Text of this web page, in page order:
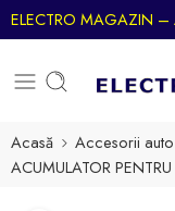
ELECTRO MAGAZIN
Acasă Accesorii auto
ACUMULATOR